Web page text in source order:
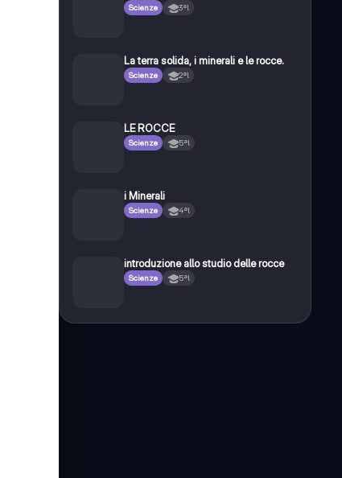
Scienze 3ªl
La terra solida, i minerali e le rocce.
Scienze 2ªl
LE ROCCE
Scienze 5ªl
i Minerali
Scienze 4ªl
introduzione allo studio delle rocce
Scienze 5ªl